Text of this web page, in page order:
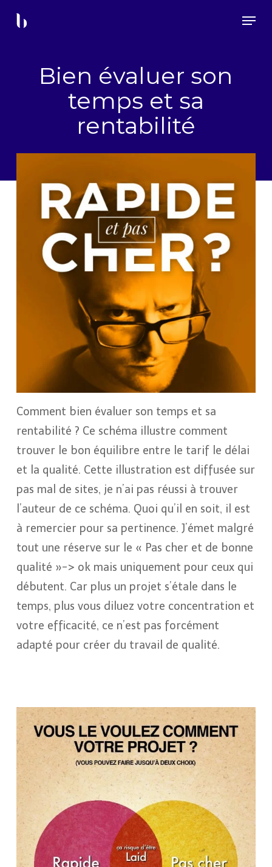
Menu
Bien évaluer son
temps et sa
rentabilité
Comment bien évaluer son temps et sa
rentabilité ? Ce schéma illustre comment
trouver le bon équilibre entre le tarif le délai
et la qualité. Cette illustration est diffusée sur
pas mal de sites, je n’ai pas réussi à trouver
l’auteur de ce schéma. Quoi qu’il en soit, il est
à remercier pour sa pertinence. J’émet malgré
tout une réserve sur le « Pas cher et de bonne
qualité »-> ok mais uniquement pour ceux qui
débutent. Car plus un projet s’étale dans le
temps, plus vous diluez votre concentration et
votre efficacité, ce n’est pas forcément
adapté pour créer du travail de qualité.